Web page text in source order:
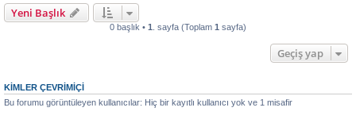
Yeni Başlık
0 başlık • 1 . sayfa (Toplam 1 sayfa)
Geçiş yap
KIMLER ÇEVRIMIÇI
Bu forumu görüntüleyen kullanıcılar: Hiç bir kayıtlı kullanıcı yok ve 1 misafir